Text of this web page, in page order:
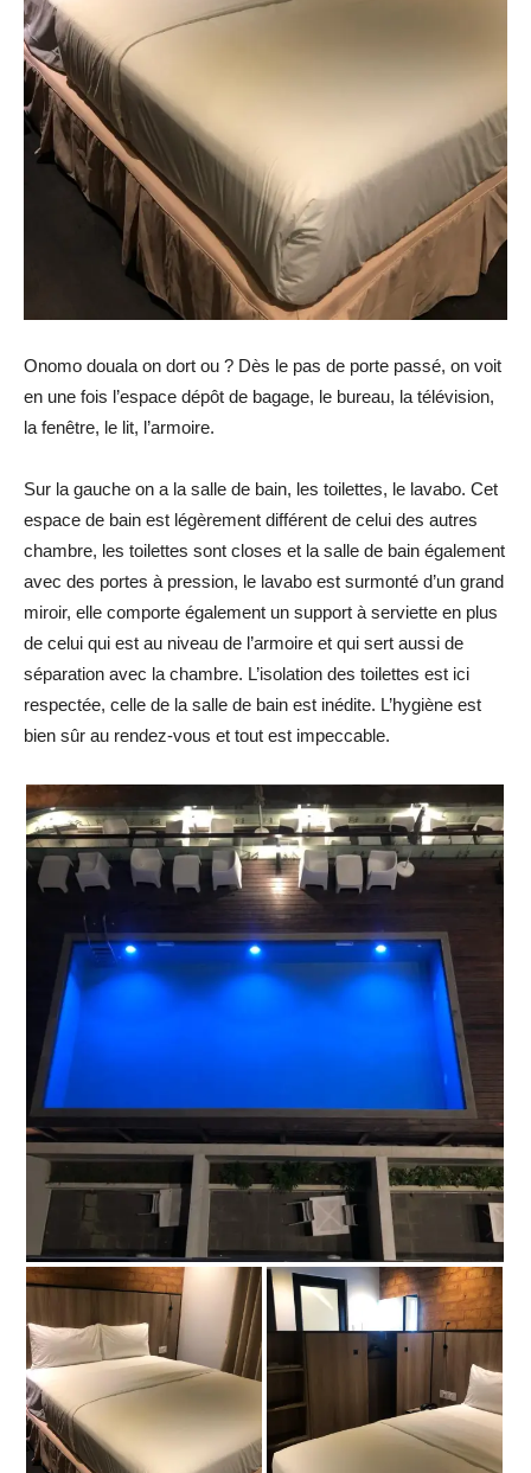
Onomo douala on dort ou ? Dès le pas de porte passé, on voit
en une fois l’espace dépôt de bagage, le bureau, la télévision,
la fenêtre, le lit, l’armoire.
Sur la gauche on a la salle de bain, les toilettes, le lavabo. Cet
espace de bain est légèrement différent de celui des autres
chambre, les toilettes sont closes et la salle de bain également
avec des portes à pression, le lavabo est surmonté d’un grand
miroir, elle comporte également un support à serviette en plus
de celui qui est au niveau de l’armoire et qui sert aussi de
séparation avec la chambre. L’isolation des toilettes est ici
respectée, celle de la salle de bain est inédite. L’hygiène est
bien sûr au rendez-vous et tout est impeccable.